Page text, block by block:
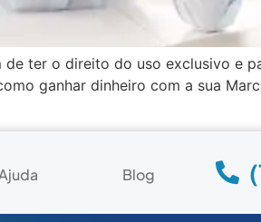
ter o direito do uso exclusivo e
ganhar dinheiro com a sua
Blog